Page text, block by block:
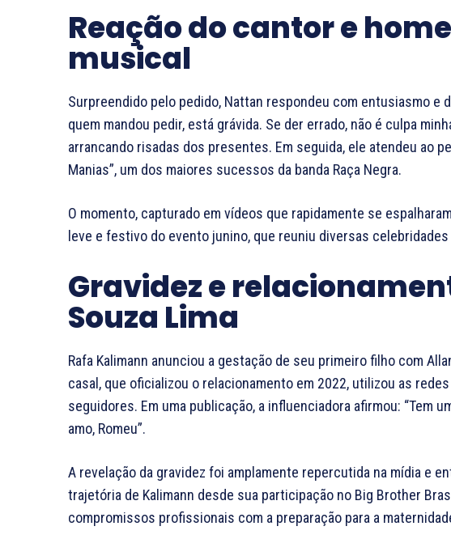
Reação do cantor e
musical
Surpreendido pelo pedido, Nattan respondeu com entusiasmo e
quem mandou pedir, está grávida. Se der errado, não é culpa
arrancando risadas dos presentes. Em seguida, ele atendeu ao
Manias”, um dos maiores sucessos da banda Raça Negra.
O momento, capturado em vídeos que rapidamente se
leve e festivo do evento junino, que reuniu diversas
Gravidez e
Souza Lima
Rafa Kalimann anunciou a gestação de seu primeiro filho com
casal, que oficializou o relacionamento em 2022, utilizou as
seguidores. Em uma publicação, a influenciadora afirmou: “Tem
amo, Romeu”.
A revelação da gravidez foi amplamente repercutida na mídia e
trajetória de Kalimann desde sua participação no Big Brother
compromissos profissionais com a preparação para a